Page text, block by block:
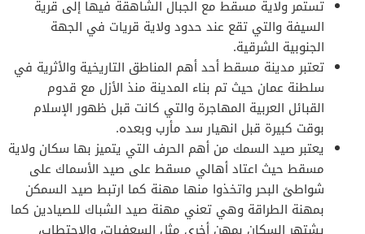
تستمر ولاية مسقط مع الجبال الشاهقة فيها إلى قرية
السيفة والتي تقع عند حدود ولاية قريات في الجهة
الجنوبية الشرقية.
تعتبر مدينة مسقط أحد أهم المناطق التاريخية والأثرية في
سلطنة عمان حيث تم بناء المدينة منذ الأزل مع قدوم
القبائل العربية المهاجرة والتي كانت قبل ظهور الإسلام
بوقت كبيرة قبل انهيار سد مأرب وبعده.
يعتبر صيد السمك من أهم الحرف التي يتميز بها سكان ولاية
مسقط حيث اعتاد أهالي مسقط على صيد الأسماك على
شواطئ البحر واتخذوا منها مهنة كما ارتبط صيد السمكن
بمهنة الطراقة وهي تعني مهنة صيد الشباك للصيادين كما